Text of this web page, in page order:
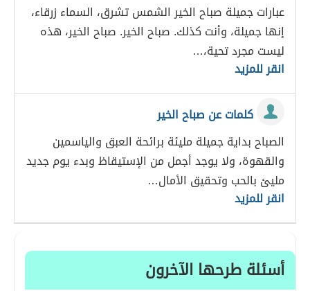
عبارات جميلة صباح الخير الشمس تشرق، السماء زرقاء،
إنها جميلة، وأنت كذلك. صباح الخير. صباح الخير، هذه
ليست مجرد تحية،…
انقر للمزيد
كلمات عن صباح الخير
الصباح بداية جميلة مليئة برائحة العبق والياسمين
والقهوة، ولا يوجد أجمل من الإستيقاظ وبدء يوم جديد
مليئ بالحب وتحقيق الأمال…
انقر للمزيد
أسئلة طرحها الآخرون